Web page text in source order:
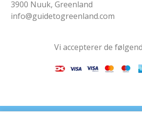
3900 Nuuk, Greenland
info@guidetogreenland.com
Vi accepterer de